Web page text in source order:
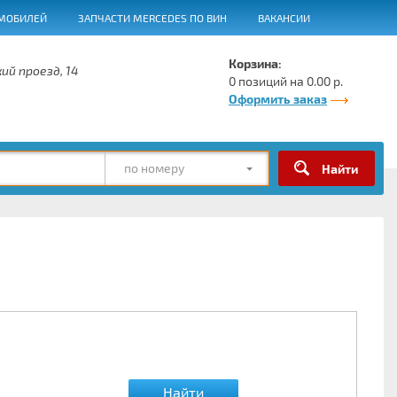
ЗАПЧАСТИ MERCEDES ПО ВИН ВАКАНСИИ
проезд, 14
Корзина:
0 позиций на 0.00 р.
Оформить заказ
по номеру
Найти